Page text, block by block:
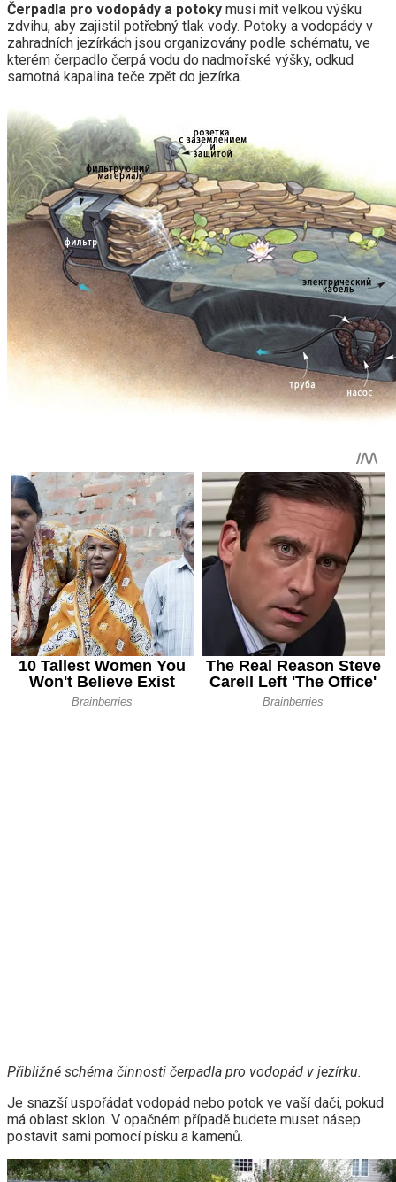
Čerpadla pro vodopády a potoky musí mít velkou výšku
zdvihu, aby zajistil potřebný tlak vody. Potoky a vodopády v
zahradních jezírkách jsou organizovány podle schématu, ve
kterém čerpadlo čerpá vodu do nadmořské výšky, odkud
samotná kapalina teče zpět do jezírka.
Přibližné schéma činnosti čerpadla pro vodopád v jezírku.
Je snazší uspořádat vodopád nebo potok ve vaší dači, pokud
má oblast sklon. V opačném případě budete muset násep
postavit sami pomocí písku a kamenů.